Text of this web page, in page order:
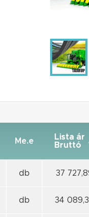
Me.e
Lista ár
Bruttó
db 37
db 34